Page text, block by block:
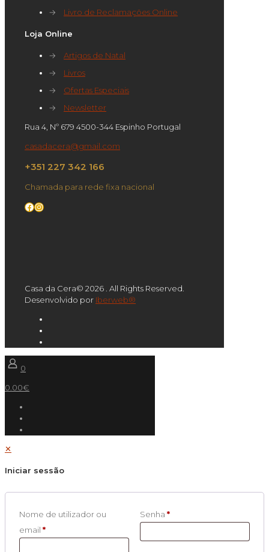
→
Livro de Reclamações Online
Loja Online
→
Artigos de Natal
→
Livros
→
Ofertas Especiais
→
Newsletter
Rua 4, Nº 679 4500-344 Espinho Portugal
casadacera@gmail.com
+351 227 342 166
Chamada para rede fixa nacional
Facebook
Instagram
Casa da Cera© 2026 . All Rights Reserved.
Desenvolvido por Iberweb®
0
0.00€
✕
Iniciar sessão
Nome de utilizador ou
email *
Senha *